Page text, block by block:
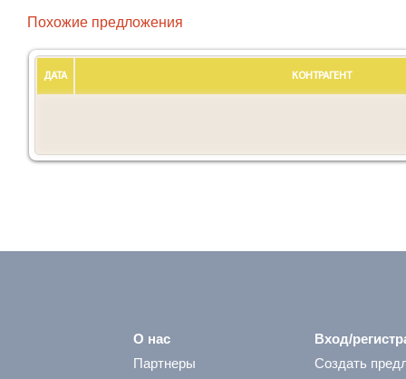
Похожие предложения
ДАТА КОНТРАГЕНТ
О нас
Партнеры
Вход/
Создать